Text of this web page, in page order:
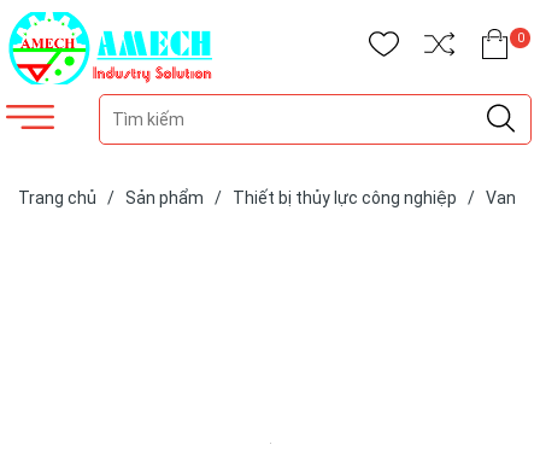
0
Trang chủ / Sản phẩm / Thiết bị thủy lực công nghiệp / Van